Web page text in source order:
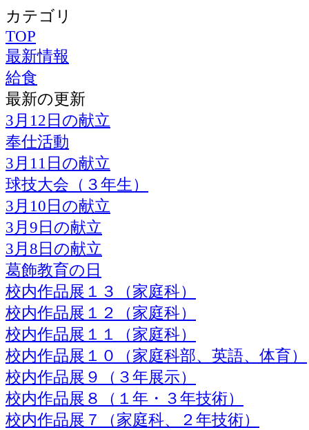
カテゴリ
TOP
最新情報
給食
最新の更新
3月12日の献立
奉仕活動
3月11日の献立
球技大会（３年生）
3月10日の献立
3月9日の献立
3月8日の献立
葛飾教育の日
校内作品展１３（家庭科）
校内作品展１２（家庭科）
校内作品展１１（家庭科）
校内作品展１０（家庭科部、英語、体育）
校内作品展９（３年展示）
校内作品展８（１年・３年技術）
校内作品展７（家庭科、２年技術）